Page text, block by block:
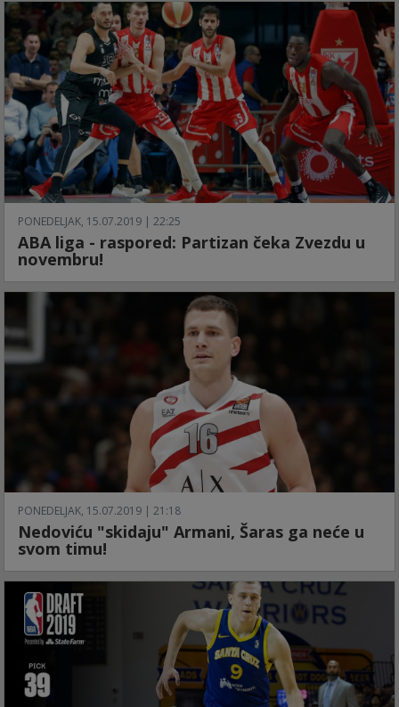
PONEDELJAK, 15.07.2019 | 22:25
ABA liga - raspored: Partizan čeka Zvezdu u
novembru!
PONEDELJAK, 15.07.2019 | 21:18
Nedoviću "skidaju" Armani, Šaras ga neće u
svom timu!